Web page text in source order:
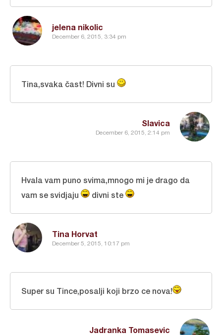
jelena nikolic
December 6, 2015, 3:34 pm
Slavica
December 6, 2015, 2:14 pm
Tina,svaka čast! Divni su
Tina Horvat
December 5, 2015, 10:17 pm
Hvala vam puno svima,mnogo mi je drago da
vam se svidjaju
divni ste
Jadranka Tomasevic
Super su Tince,posalji koji brzo ce nova!